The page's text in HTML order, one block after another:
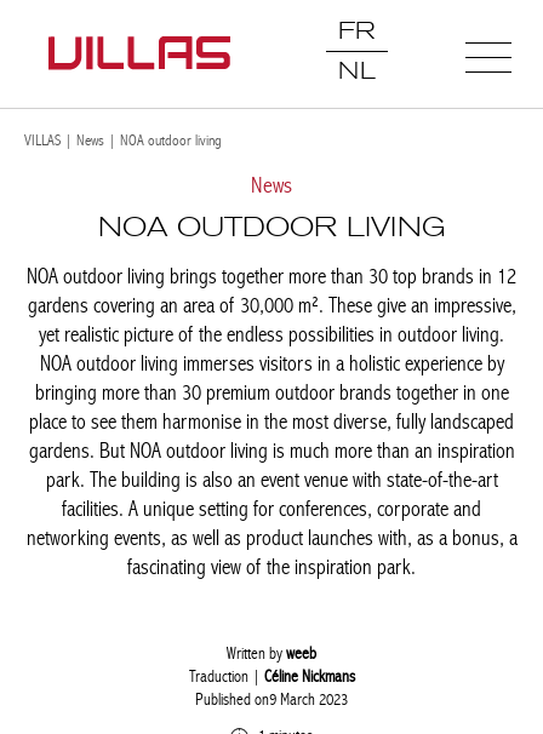
FR
NL
VILLAS | News | NOA outdoor living
News
NOA OUTDOOR LIVING
NOA outdoor living brings together more than 30 top brands in 12
gardens covering an area of 30,000 m². These give an impressive,
yet realistic picture of the endless possibilities in outdoor living.
NOA outdoor living immerses visitors in a holistic experience by
bringing more than 30 premium outdoor brands together in one
place to see them harmonise in the most diverse, fully landscaped
gardens. But NOA outdoor living is much more than an inspiration
park. The building is also an event venue with state-of-the-art
facilities. A unique setting for conferences, corporate and
networking events, as well as product launches with, as a bonus, a
fascinating view of the inspiration park.
Written byweeb
Traduction | Céline Nickmans
Published on9 March 2023